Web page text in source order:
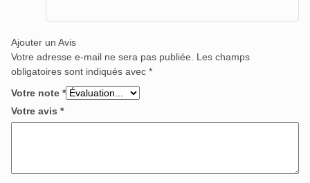
Ajouter un Avis
Votre adresse e-mail ne sera pas publiée.
Les champs
obligatoires sont indiqués avec *
Votre note *
Votre avis *